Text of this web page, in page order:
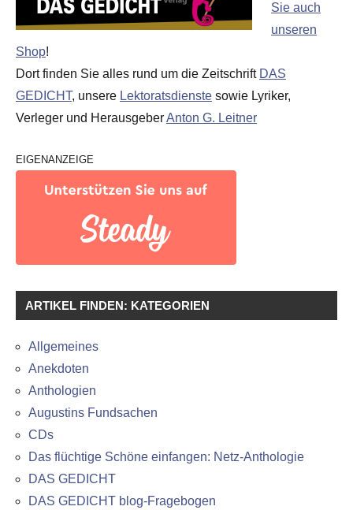
Sie auch
unseren
Shop!
Dort finden Sie alles rund um die Zeitschrift DAS
GEDICHT, unsere Lektoratsdienste sowie Lyriker,
Verleger und HerausgeberAnton G. Leitner
EIGENANZEIGE
ARTIKEL FINDEN: KATEGORIEN
Allgemeines
Anekdoten
Anthologien
Augustins Fundsachen
CDs
Das flüchtige Schöne einfangen: Netz-Anthologie
DAS GEDICHT
DAS GEDICHT blog-Fragebogen